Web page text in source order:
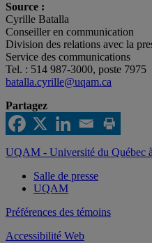
Source :
Cyrille Batalla
Conseiller en communication
Division des relations avec la
Service des communications
Tel. : 514 987-3000, poste 7975
batalla.cyrille@uqam.ca
Partagez
UQAM - Université du Québec
Salle de presse
UQAM
Préférences des témoins
Accessibilité Web